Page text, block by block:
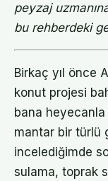
peyzaj
bu rehberdeki
Birkaç yıl önce
konut projesi
bana
mantar bir türlü
incelediğimde
sulama, toprak